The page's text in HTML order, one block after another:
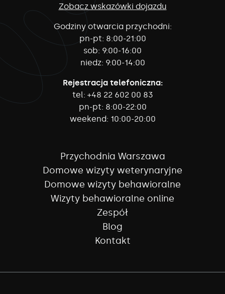
Zobacz wskazówki dojazdu
Godziny otwarcia przychodni:
pn-pt: 8:00-21:00
sob: 9:00-16:00
niedz: 9:00-14:00
Rejestracja telefoniczna:
tel: +48 22 602 00 83
pn-pt: 8:00-22:00
weekend: 10:00-20:00
Przychodnia Warszawa
Domowe wizyty weterynaryjne
Domowe wizyty behawioralne
Wizyty behawioralne online
Zespół
Blog
Kontakt